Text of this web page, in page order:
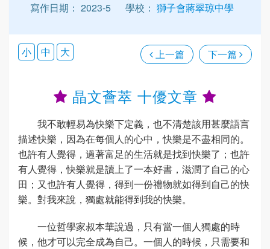
寫作日期： 2023-5
學校： 獅子會蔣翠琼中學
上一篇 下一篇
小 中 大
晶文薈萃 十優文章
我不敢輕易為快樂下定義，也不清楚該用甚麼語言
描述快樂，因為在每個人的心中，快樂是不盡相同的。
也許有人覺得，過著富足的生活就是找到快樂了；也許
有人覺得，快樂就是讀上了一本好書，滋潤了自己的心
田；又也許有人覺得，得到一份禮物就如得到自己的快
樂。對我來說，獨處就能得到我的快樂。
一位哲學家叔本華說過，只有當一個人獨處的時
候，他才可以完全成為自己。一個人的時候，只需要和